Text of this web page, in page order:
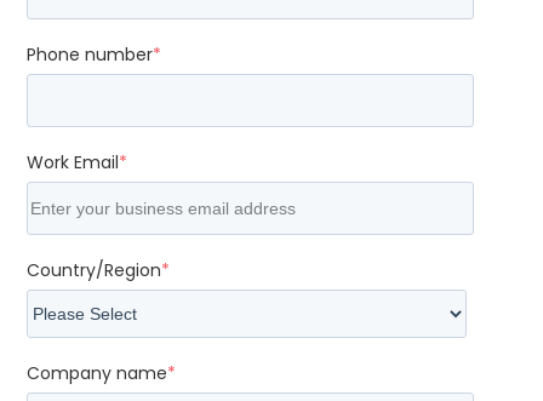
Phone number*
Work Email*
Country/Region*
Company name*